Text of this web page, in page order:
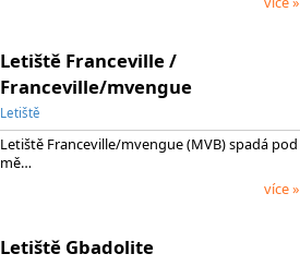
Letiště Franceville /
Franceville/mvengue
Letiště
Letiště Franceville/mvengue (MVB) spadá pod
mě…
více »
Letiště Gbadolite